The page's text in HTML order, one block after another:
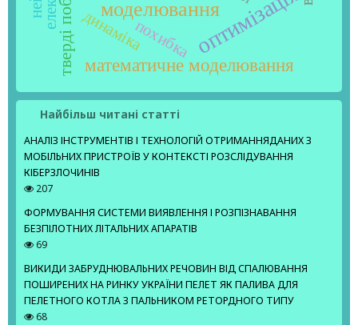
оптимізація
моделювання
математичне моделювання
динамікапохибка
Найбільш читані статті
АНАЛІЗ ІНСТРУМЕНТІВ І ТЕХНОЛОГІЙ ОТРИМАННЯДАНИХ З
МОБІЛЬНИХ ПРИСТРОЇВ У КОНТЕКСТІ РОЗСЛІДУВАННЯ
КІБЕРЗЛОЧИНІВ
207
ФОРМУВАННЯ СИСТЕМИ ВИЯВЛЕННЯ І РОЗПІЗНАВАННЯ
БЕЗПІЛОТНИХ ЛІТАЛЬНИХ АПАРАТІВ
69
ВИКИДИ ЗАБРУДНЮВАЛЬНИХ РЕЧОВИН ВІД СПАЛЮВАННЯ
ПОШИРЕНИХ НА РИНКУ УКРАЇНИ ПЕЛЕТ ЯК ПАЛИВА ДЛЯ
ПЕЛЕТНОГО КОТЛА З ПАЛЬНИКОМ РЕТОРДНОГО ТИПУ
68